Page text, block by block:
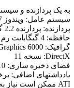
به یک پردازنده و سیستم عامل 64
سیستم عامل: ویندوز 7 64 بیتی
پردازنده: پردازنده 2.2 گیگاهرتز
حافظه: 4 گیگابایت رم
گرافیک: Intel HD Graphics 6000 یا معادل آن
DirectX: نسخه 11
فضای ذخیره سازی: 10 گیگابایت فضای موجود
یادداشتهای اضافی: